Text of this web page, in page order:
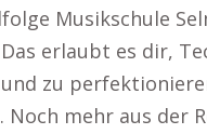
Musikschule
erlaubt es dir,
zu
Noch mehr aus der